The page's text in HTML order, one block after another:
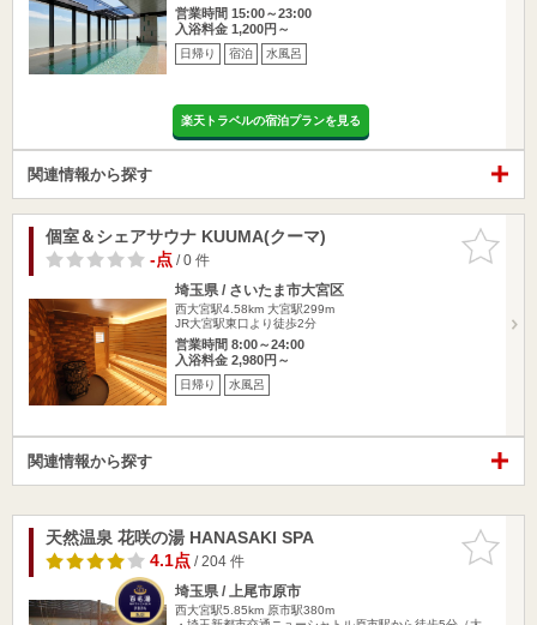
営業時間 15:00～23:00
入浴料金 1,200円～
日帰り 宿泊 水風呂
楽天トラベルの宿泊プランを見る
関連情報から探す
お気に入
りに追加
個室＆シェアサウナ KUUMA(クーマ)
-点/ 0 件
埼玉県 / さいたま市大宮区
西大宮駅4.58km 大宮駅299m
JR大宮駅東口より徒歩2分
営業時間 8:00～24:00
入浴料金 2,980円～
日帰り 水風呂
関連情報から探す
お気に入
りに追加
天然温泉 花咲の湯 HANASAKI SPA
4.1点/ 204 件
埼玉県 / 上尾市原市
西大宮駅5.85km 原市駅380m